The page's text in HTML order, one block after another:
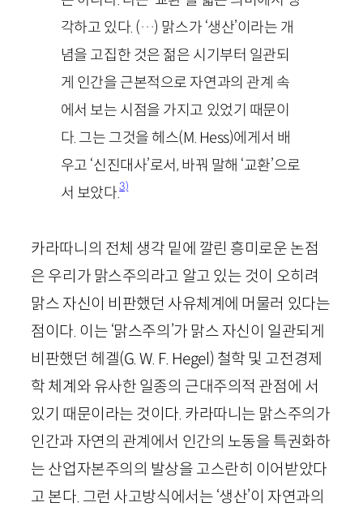
각하고 있다. (…) 맑스가 ‘생산’이라는 개
념을 고집한 것은 젊은 시기부터 일관되
게 인간을 근본적으로 자연과의 관계 속
에서 보는 시점을 가지고 있었기 때문이
다. 그는 그것을 헤스(M. Hess)에게서 배
우고 ‘신진대사’로서, 바꿔 말해 ‘교환’으로
서 보았다.3)
카라따니의 전체 생각 밑에 깔린 흥미로운 논점
은 우리가 맑스주의라고 알고 있는 것이 오히려
맑스 자신이 비판했던 사유체계에 머물러 있다는
점이다. 이는 ‘맑스주의’가 맑스 자신이 일관되게
비판했던 헤겔(G.W. F. Hegel) 철학 및 고전경제
학 체계와 유사한 일종의 근대주의적 관점에 서
있기 때문이라는 것이다. 카라따니는 맑스주의가
인간과 자연의 관계에서 인간의 노동을 특권화하
는 산업자본주의의 발상을 고스란히 이어받았다
고 본다. 그런 사고방식에서는 ‘생산’이 자연과의